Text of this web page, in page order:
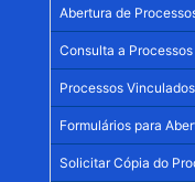
Abertura de
Consulta a
Processos
Formulários para
Solicitar Cópia do